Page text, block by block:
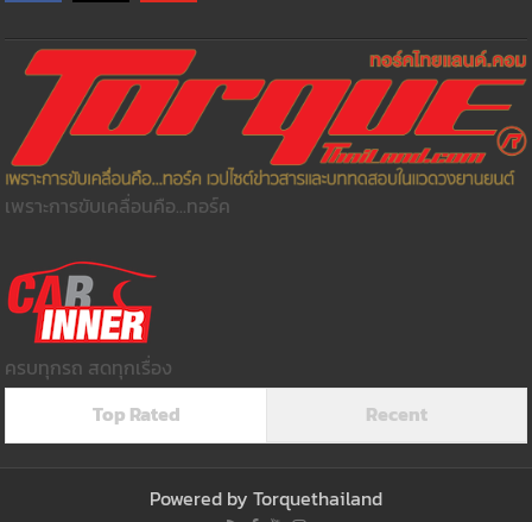
เพราะการขับเคลื่อนคือ...ทอร์ค
ครบทุกรถ สดทุกเรื่อง
Top Rated
Recent
Powered by Torquethailand